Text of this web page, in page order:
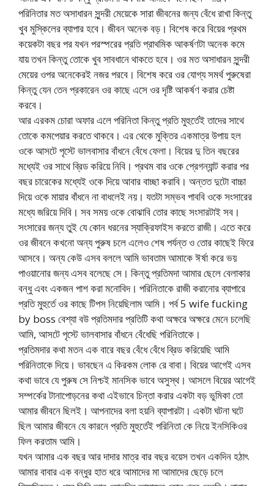
পরিনিতার মত অসাধারন সুন্দরী মেয়েকে সারা জীবনের জন্য বেঁধে রাখা কিন্তু
খুব মুস্কিলের ব্যাপার হবে। জীবন অনেক বড়। বিশেষ করে বিয়ের প্রথম
কয়েকটা বছর পর যখন পরস্পরের প্রতি প্রাথমিক আকর্ষণটা অনেক কমে
যায় তখন কিন্তু তোকে খুব সাবধানে থাকতে হবে। ওর মত অসাধারন সুন্দরী
মেয়ের ওপর অনেকেরই নজর পরবে। বিশেষ করে ওর যোগ্য সমর্থ পুরুষেরা
কিন্তু যেন তেন প্রকারেন ওর কাছে এসে ওর দৃষ্টি আকর্ষণ করার চেষ্টা
করবে।
আর এরকম চোরা অফার এলে পরিনিতা কিন্তু প্রতি মুহুর্তেই তাদের সাথে
তোকে কমপেয়ার করতে থাকবে। এর থেকে মুক্তির একমাত্র উপায় হল
ওকে আসটে পৃস্টে ভালবাসার বাঁধনে বেঁধে ফেলা। বিয়ের দু তিন বছরের
মধ্যেই ওর সাথে ব্রিড করিয়ে নিবি। প্রথম বার ওকে প্রেগন্যান্ট করার পর
বছর চারেকের মধ্যেই ওকে দিয়ে আবার বাচ্ছা করাবি। অন্তত দুটো বাচ্চা
দিয়ে ওকে মায়ার বাঁধনে না বাধলেই নয়। যতটা সম্ভব পাববি ওকে সংসারের
মধ্যে জরিয়ে দিবি। সব সময় ওকে বোঝাবি তোর কাছে সংসারটাই সব।
সংসারের জন্য তুই যে কোন ধরনের স্যাক্রিফাইস করতে রাজী। এতে করে
ওর জীবনে কখনো অন্য পুরুষ চলে এলেও শেষ পর্যন্ত ও তোর কাছেই ফিরে
আসবে। অন্য কেউ এসব বললে আমি ভাবতাম আমাকে ঈর্ষা করে ভয়
পাওয়ানোর জন্য এসব বলেছে সে। কিন্তু প্রতিমদা আমার ছেলে বেলাকার
বন্ধু এবং একজন পাশ করা মনোবিদ। পরিনিতাকে রাজী করানোর ব্যাপারে
প্রতি মুহুর্তে ওর কাছে টিপস নিয়েছিলাম আমি। পর্ব 5 wife fucking
by boss বেশ্যা বউ প্রতিমদার প্রতিটি কথা অক্ষরে অক্ষরে মেনে চলেছি
আমি, আসটে পৃস্টে ভালবাসার বাঁধনে বেঁধেছি পরিনিতাকে।
প্রতিমদার কথা মতন এক বারে বছর বেঁধে বেঁধে ব্রিড করিয়েছি আমি
পরিনিতাকে দিয়ে। ভাবছেন এ কিরকম লোক রে বাবা। বিয়ের আগেই এসব
কথা ভাবে যে পুরুষ সে নিশ্চই মানসিক ভাবে অসুস্থ। আসলে বিয়ের আগেই
সম্পর্কের টানাপোড়নের কথা এইভাবে চিন্তা করার একটা বড় ভুমিকা তো
আমার জীবনে ছিলই। আপনাদের বলা হয়নি ব্যাপারটা। একটা ঘটনা ঘটে
ছিল আমার জীবনে যে কারনে প্রতি মুহুর্তেই পরিনিতা কে নিয়ে ইনসিকিওর
ফিল করতাম আমি।
যখন আমার এক বছর আর দাদার মাত্র বার বছর বয়েস তখন একদিন হঠাৎ
আমার বাবার এক বন্ধুর হাত ধরে আমাদের মা আমাদের ছেড়ে চলে